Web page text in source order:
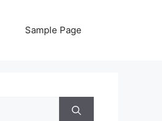
Sample Page